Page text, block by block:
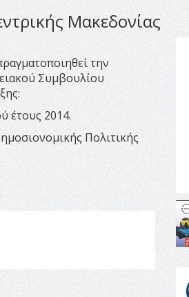
Μακεδονίας
την
Συμβουλίου
έτους 2014.
Πολιτικής